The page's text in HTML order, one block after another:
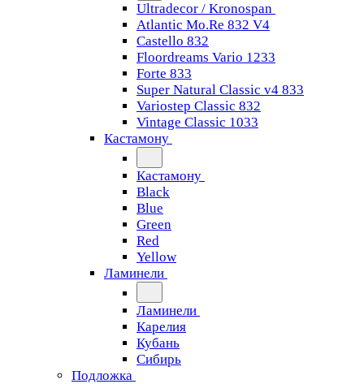
Ultradecor / Kronospan
Atlantic Mo.Re 832 V4
Castello 832
Floordreams Vario 1233
Forte 833
Super Natural Classic v4 833
Variostep Classic 832
Vintage Classic 1033
Кастамону
Кастамону
Black
Blue
Green
Red
Yellow
Ламинели
Ламинели
Карелия
Кубань
Сибирь
Подложка